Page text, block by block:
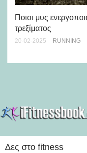
Ποιοι μυς
τρεξίματος
20-02-2025 RUNNING
Δες στο fitness